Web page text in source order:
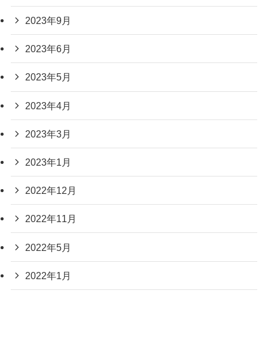
2023年9月
2023年6月
2023年5月
2023年4月
2023年3月
2023年1月
2022年12月
2022年11月
2022年5月
2022年1月